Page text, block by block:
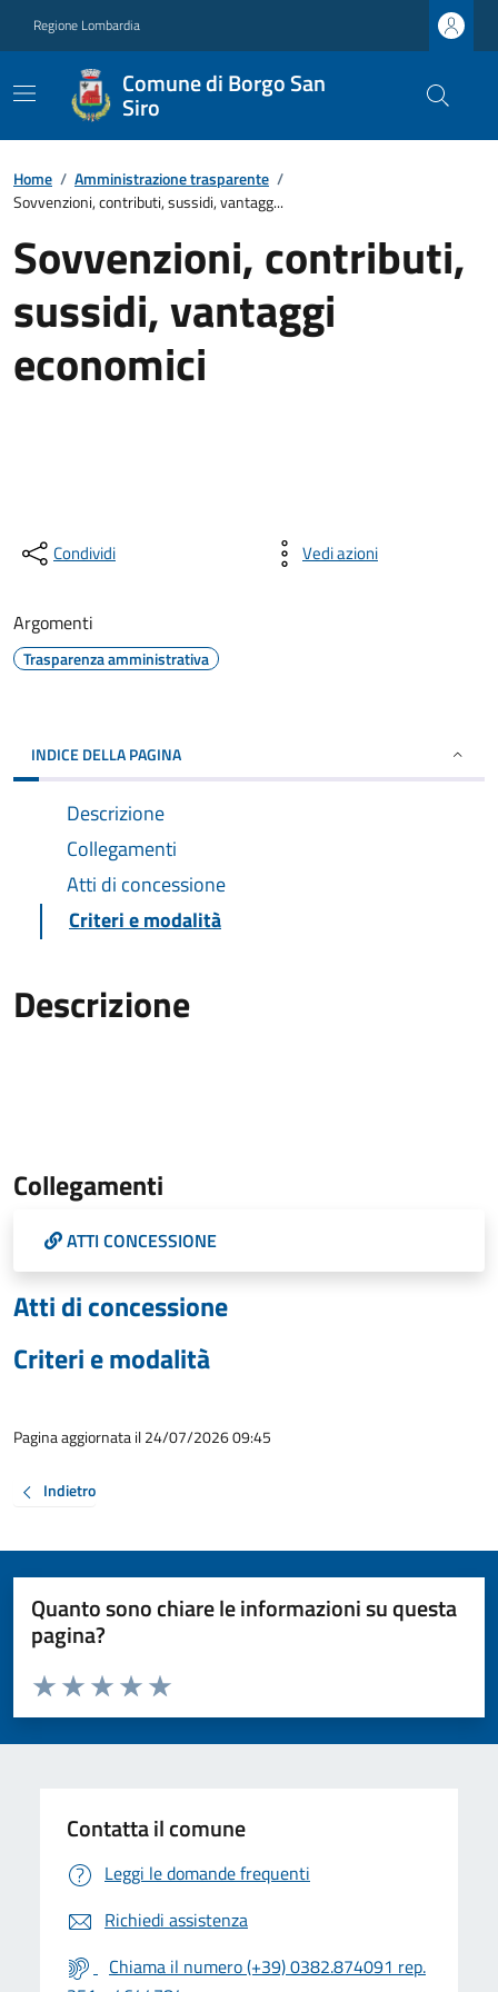
Regione Lombardia
Comune di Borgo San
Siro
Home / Amministrazione trasparente /
Sovvenzioni, contributi, sussidi, vantagg...
Sovvenzioni, contributi,
sussidi, vantaggi
economici
Condividi Vedi azioni
Argomenti
Trasparenza amministrativa
INDICE DELLA PAGINA
Descrizione
Collegamenti
Atti di concessione
Criteri e modalità
Descrizione
Collegamenti
ATTI CONCESSIONE
Atti di concessione
Criteri e modalità
Pagina aggiornata il 24/07/2026 09:45
Indietro
Quanto sono chiare le informazioni su questa
pagina?
Valuta da 1 a 5 stelle la pagina
Valuta 5 stelle su 5
Valuta 4 stelle su 5
Valuta 3 stelle su 5
Valuta 2 stelle su 5
Valuta 1 stelle su 5
Contatta il comune
Leggi le domande frequenti
Richiedi assistenza
Chiama il numero (+39) 0382.874091 rep.